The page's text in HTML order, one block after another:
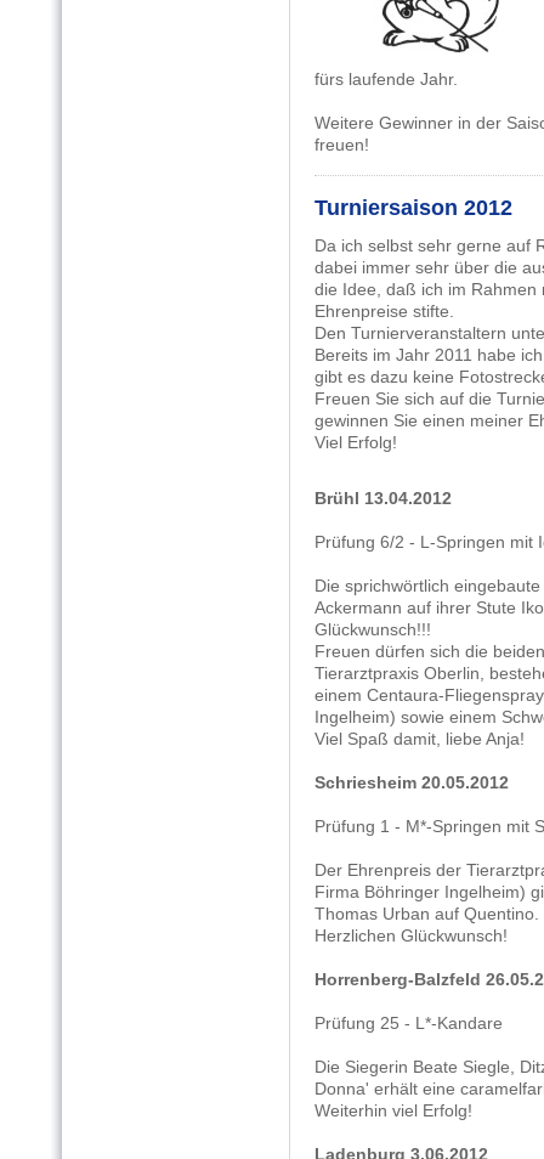
fürs laufende Jahr.
Weitere Gewinner in der
freuen!
Turniersaison 2012
Da ich selbst sehr gerne auf
dabei immer sehr über die
die Idee, daß ich im
Ehrenpreise stifte.
Den Turnierveranstaltern
Bereits im Jahr 2011 habe
gibt es dazu keine
Freuen Sie sich auf die
gewinnen Sie einen meiner
Viel Erfolg!
Brühl 13.04.2012
Prüfung 6/2 - L-Springen mit
Die sprichwörtlich
Ackermann auf ihrer Stute
Glückwunsch!!!
Freuen dürfen sich die
Tierarztpraxis Oberlin,
einem Centaura-
Ingelheim) sowie einem
Viel Spaß damit, liebe Anja!
Schriesheim 20.05.2012
Prüfung 1 - M*-Springen mit
Der Ehrenpreis der
Firma Böhringer Ingelheim)
Thomas Urban auf Quentino.
Herzlichen Glückwunsch!
Horrenberg-Balzfeld
Prüfung 25 - L*-Kandare
Die Siegerin Beate Siegle,
Donna' erhält eine
Weiterhin viel Erfolg!
Ladenburg 3.06.2012